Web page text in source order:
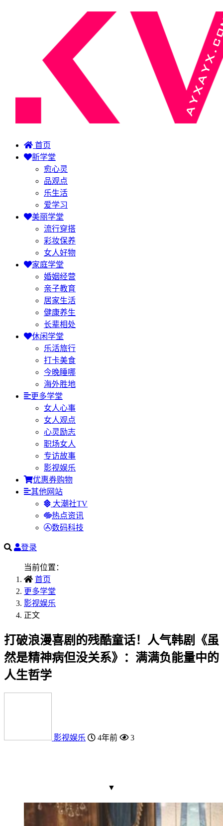
首页
新学堂
愈心灵
品观点
乐生活
爱学习
美丽学堂
流行穿搭
彩妆保养
女人好物
家庭学堂
婚姻经营
亲子教育
居家生活
健康养生
长辈相处
休闲学堂
乐活旅行
打卡美食
今晚睡哪
海外胜地
更多学堂
女人心事
女人观点
心灵励志
职场女人
专访故事
影视娱乐
优惠券购物
其他网站
大潮社TV
热点资讯
数码科技
登录
当前位置：
首页
更多学堂
影视娱乐
正文
打破浪漫喜剧的残酷童话！人气韩剧《虽
然是精神病但没关系》：满满负能量中的
人生哲学
影视娱乐 4年前 3
▼